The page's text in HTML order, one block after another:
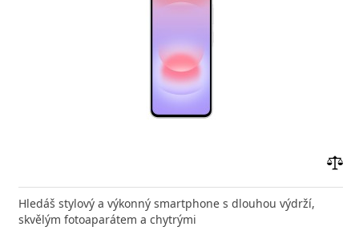
Hledáš stylový a výkonný smartphone s dlouhou výdrží,
skvělým fotoaparátem a chytrými